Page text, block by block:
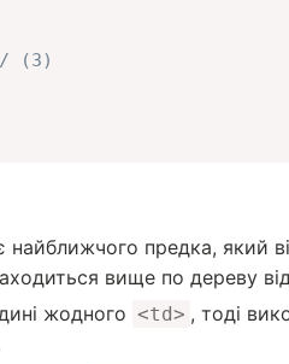
(3)
найближчого предка, який
вище по дереву
жодного <td> , тоді